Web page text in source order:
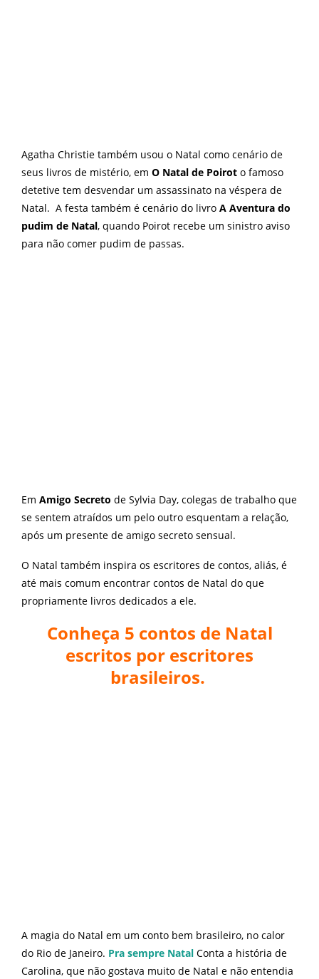
Agatha Christie também usou o Natal como cenário de
seus livros de mistério, em O Natal de Poirot o famoso
detetive tem desvendar um assassinato na véspera de
Natal. A festa também é cenário do livro A Aventura do
pudim de Natal, quando Poirot recebe um sinistro aviso
para não comer pudim de passas.
Em Amigo Secreto de Sylvia Day, colegas de trabalho que
se sentem atraídos um pelo outro esquentam a relação,
após um presente de amigo secreto sensual.
O Natal também inspira os escritores de contos, aliás, é
até mais comum encontrar contos de Natal do que
propriamente livros dedicados a ele.
Conheça 5 contos de Natal
escritos por escritores
brasileiros.
A magia do Natal em um conto bem brasileiro, no calor
do Rio de Janeiro. Pra sempre Natal Conta a história de
Carolina, que não gostava muito de Natal e não entendia